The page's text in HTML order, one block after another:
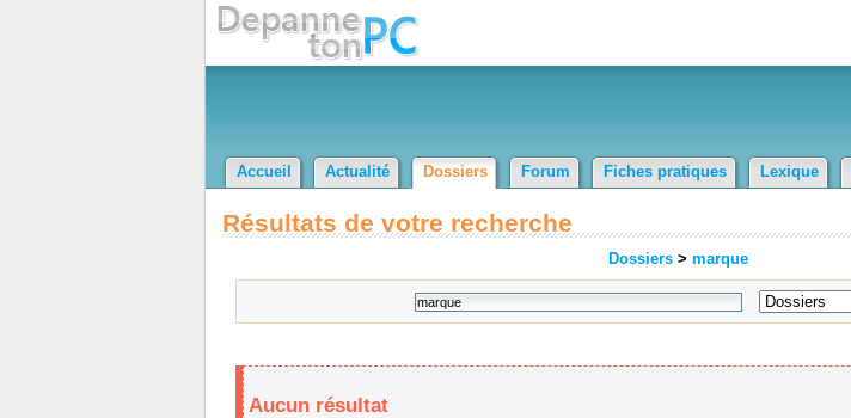
Accueil Actualité Dossiers Forum Fiches pratiques Lexique
Résultats de votre recherche
Dossiers> marque
Aucun résultat